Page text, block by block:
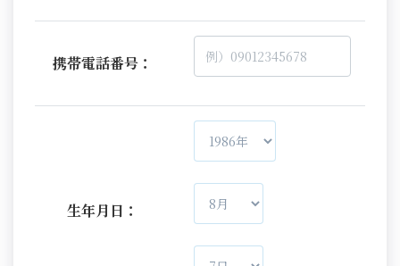
携帯電話番号：
生年月日：